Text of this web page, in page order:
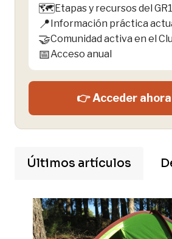
🗺️Etapas y recursos del
📍Información práctica
🤝Comunidad activa en el
📅Acceso anual
👉 Acceder ahora
Últimos artículos